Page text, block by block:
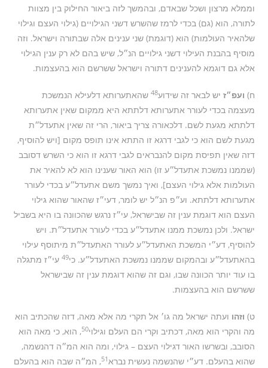
וממלא מרצון ושכל שבאדם, ובהמשך לזה ביאור החילוק בין מצוות
לתורה, הוא (גם) בכדי לרמז שהשרש דשני הגילויים (גילוי העצם וגילוי
שלהאיר העולמות) הוא (דוגמת) שני ענינים אלה שבתורה וישראל. וזה
מוסיף בהבנת העילוי דשני גילויים הנ״ל, שיש בהם לא רק ענין הגילוי
אלא גם דוגמא להענינים דתורה וישראל ששרשם הוא בהעצמות.
ח) ועפ״ז יש לבאר זה שידוע48 שהאתערותא דלעילא הנמשכת
מעצמה בכדי לעורר אתערותא דלתתא היא ממקום שאין אתערותא
דלתתא מגעת לשם. דלכאורה צריך ביאור, הרי זה שאין אתעדל״ת
מגעת לשם הוא כי לגבי דרגא זו התתא אינו תופס מקום [ויש להוסיף,
דזה שאין תפיסת מקום להנבראים לגבי דרגא זו הוא כי השרש דסובב
(שממנו נמשכת אתעדל״ע זו) הוא האור שענינו הוא לא להאיר את
העולמות אלא גילוי העצם], ואיך נמשך משם אתעדל״ע בכדי לעורר
אתערותא דלתתא. וע״פ הנ״ל יש לומר, דעי״ז שהאור שהוא גילוי
העצם הוא דוגמת ענין זה שבישראל, עי״ז נרגש שהכוונה בו היא בשביל
ישראל. ולכן נמשכת ממנו אתעדל״ע בכדי לעורר אתעדל״ת. ויש
להוסיף, דע״י המשכת האתעדל״ע לעורר האתעדל״ת מיתוסף עילוי
בהאתעדל״ע ובהמקום שממנו נמשכת האתעדל״ע. כי49 עי״ז מתגלה
בו עוד יותר הכוונה שבו, וגם זה שהוא דוגמת ענין זה שבישראל
ששרשם הוא בהעצמות.
ט) וזהו ועתה ישראל מה גו׳ אל תקרי מה אלא מאה, דזה שהכתיב הוא
מה והקרי הוא מאה, דכתיב וקרי הם העלם וגילוי50, הוא, כי מאה הוא
הסובב, ובשרשו האור דגילוי העצם – גילוי, ומה הוא המ״ה דהנשמה,
שהוא בהעלם. דע״י שהנשמה נעשית נברא51, המ״ה שבה הוא בהעלם